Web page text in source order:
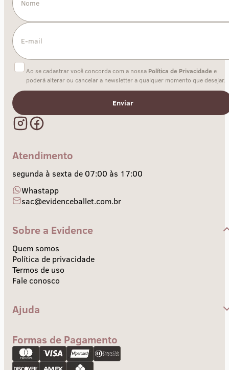
Ao se cadastrar você concorda com a nossa Política de Privacidade e
poderá alterar ou cancelar a newsletter a qualquer momento que desejar.
Enviar
Atendimento
segunda à sexta de 07:00 às 17:00
Whastapp
sac@evidenceballet.com.br
Sobre a Evidence
Quem somos
Política de privacidade
Termos de uso
Fale conosco
Ajuda
Troca e devolução
Pagamento
Formas de Pagamento